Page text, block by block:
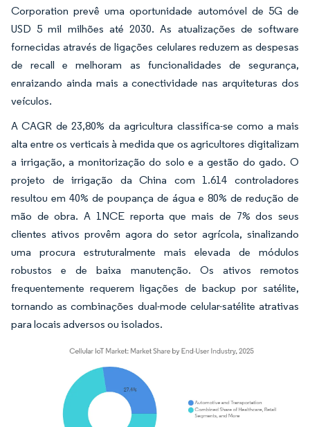
Corporation prevê uma oportunidade automóvel de 5G de
USD 5 mil milhões até 2030. As atualizações de software
fornecidas através de ligações celulares reduzem as despesas
de recall e melhoram as funcionalidades de segurança,
enraizando ainda mais a conectividade nas arquiteturas dos
veículos.
A CAGR de 23,80% da agricultura classifica-se como a mais
alta entre os verticais à medida que os agricultores digitalizam
a irrigação, a monitorização do solo e a gestão do gado. O
projeto de irrigação da China com 1.614 controladores
resultou em 40% de poupança de água e 80% de redução de
mão de obra. A 1NCE reporta que mais de 7% dos seus
clientes ativos provêm agora do setor agrícola, sinalizando
uma procura estruturalmente mais elevada de módulos
robustos e de baixa manutenção. Os ativos remotos
frequentemente requerem ligações de backup por satélite,
tornando as combinações dual-mode celular-satélite atrativas
para locais adversos ou isolados.